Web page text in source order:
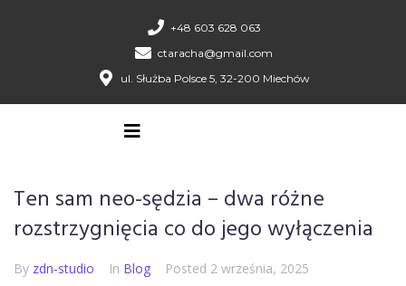
+48 603 628 063
ctaracha@gmail.com
ul. Służba Polsce 5, 32-200 Miechów
Ten sam neo-sędzia – dwa różne
rozstrzygnięcia co do jego wyłączenia
By zdn-studio In Blog Posted 2 września, 2025